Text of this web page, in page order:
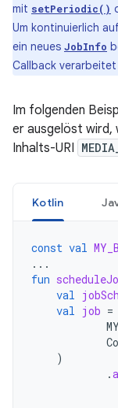
mit setPeriodic()
Um kontinuierlich
ein neues JobInfo
Callback
Im folgenden
er ausgelöst wird,
Inhalts-URI
Kotlin
const val
...
fun
val
val job =
)
.